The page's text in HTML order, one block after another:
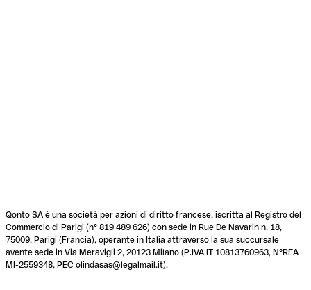
Qonto SA é una società per azioni di diritto francese, iscritta al Registro del
Commercio di Parigi (n° 819 489 626) con sede in Rue De Navarin n. 18,
75009, Parigi (Francia), operante in Italia attraverso la sua succursale
avente sede in Via Meravigli 2, 20123 Milano (P.IVA IT 10813760963, N°REA
MI-2559348, PEC olindasas@legalmail.it).